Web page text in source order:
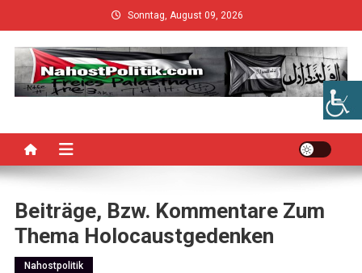
to
content
Sonntag, August 09, 2026
Beiträge, Bzw. Kommentare Zum
Thema Holocaustgedenken
Nahostpolitik